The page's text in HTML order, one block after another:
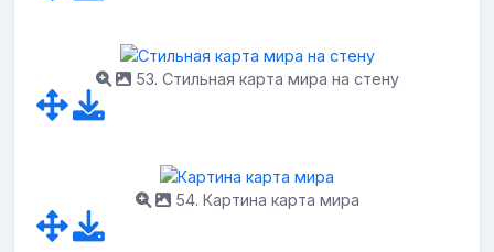
53. Стильная карта мира на стену
54. Картина карта мира